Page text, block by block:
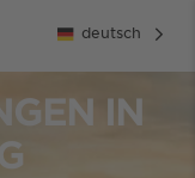
deutsch
IN